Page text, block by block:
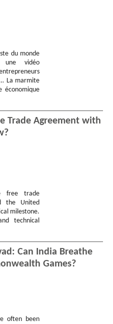
du monde
une vidéo
La marmite
économique
Trade Agreement with
free trade
the United
milestone.
technical
Can India Breathe
Games?
often been